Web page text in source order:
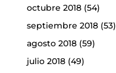
octubre 2018(54)
septiembre 2018(53)
agosto 2018(59)
julio 2018(49)